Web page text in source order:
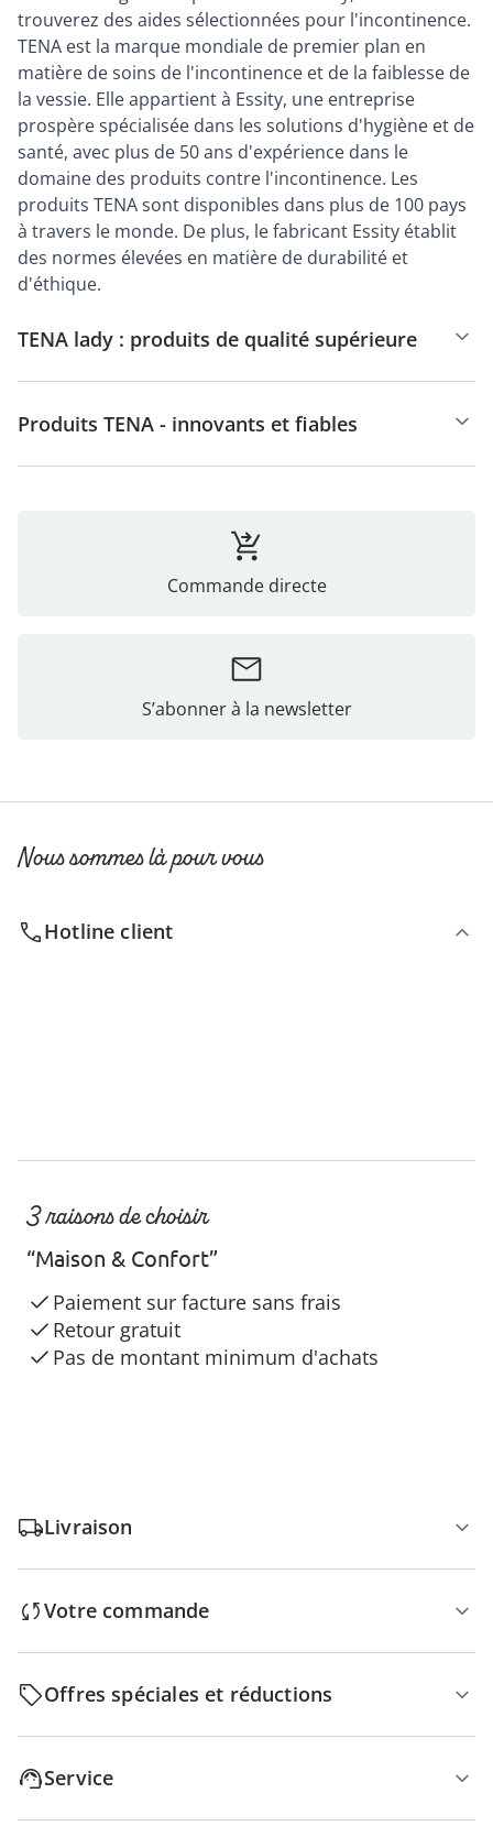
trouverez des aides sélectionnées pour l'incontinence.
TENA est la marque mondiale de premier plan en
matière de soins de l'incontinence et de la faiblesse de
la vessie. Elle appartient à Essity, une entreprise
prospère spécialisée dans les solutions d'hygiène et de
santé, avec plus de 50 ans d'expérience dans le
domaine des produits contre l'incontinence. Les
produits TENA sont disponibles dans plus de 100 pays
à travers le monde. De plus, le fabricant Essity établit
des normes élevées en matière de durabilité et
d'éthique.
TENA lady : produits de qualité supérieure
Produits TENA - innovants et fiables
Commande directe
S’abonner à la newsletter
Nous sommes là pour vous
Hotline client
3 raisons de choisir
“Maison & Confort”
Paiement sur facture sans frais
Retour gratuit
Pas de montant minimum d'achats
Livraison
Votre commande
Offres spéciales et réductions
Service